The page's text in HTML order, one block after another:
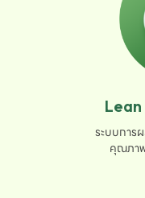
ระบบการ
คุณภา